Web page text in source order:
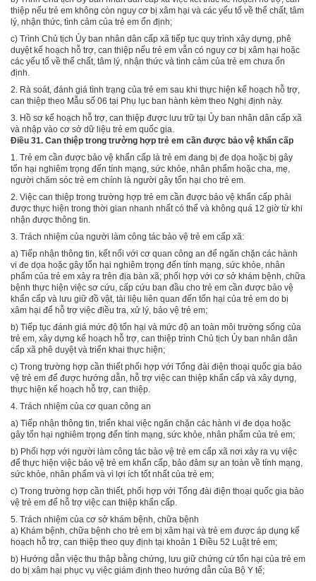
thiệp nếu trẻ em không còn nguy cơ bị xâm hại và các yếu tố về thể chất, tâm
lý, nhận thức, tình cảm của trẻ em ổn định;
c) Trình Chủ tịch Ủy ban nhân dân cấp xã tiếp tục quy trình xây dựng, phê
duyệt kế hoạch hỗ trợ, can thiệp nếu trẻ em vẫn có nguy cơ bị xâm hại hoặc
các yếu tố về thể chất, tâm lý, nhận thức và tình cảm của trẻ em chưa ổn
định.
2. Rà soát, đánh giá tình trạng của trẻ em sau khi thực hiện kế hoạch hỗ trợ,
can thiệp theo Mẫu số 06 tại Phụ lục ban hành kèm theo Nghị định này.
3. Hồ sơ kế hoạch hỗ trợ, can thiệp được lưu trữ tại Ủy ban nhân dân cấp xã
và nhập vào cơ sở dữ liệu trẻ em quốc gia.
Điều 31. Can thiệp trong trường hợp trẻ em cần được bảo vệ khẩn cấp
1. Trẻ em cần được bảo vệ khẩn cấp là trẻ em đang bị đe dọa hoặc bị gây
tổn hại nghiêm trọng đến tính mạng, sức khỏe, nhân phẩm hoặc cha, mẹ,
người chăm sóc trẻ em chính là người gây tổn hại cho trẻ em.
2. Việc can thiệp trong trường hợp trẻ em cần được bảo vệ khẩn cấp phải
được thực hiện trong thời gian nhanh nhất có thể và không quá 12 giờ từ khi
nhận được thông tin.
3. Trách nhiệm của người làm công tác bảo vệ trẻ em cấp xã:
a) Tiếp nhận thông tin, kết nối với cơ quan công an để ngăn chặn các hành
vi đe dọa hoặc gây tổn hại nghiêm trọng đến tính mạng, sức khỏe, nhân
phẩm của trẻ em xảy ra trên địa bàn xã; phối hợp với cơ sở khám bệnh, chữa
bệnh thực hiện việc sơ cứu, cấp cứu ban đầu cho trẻ em cần được bảo vệ
khẩn cấp và lưu giữ đồ vật, tài liệu liên quan đến tổn hại của trẻ em do bị
xâm hại để hỗ trợ việc điều tra, xử lý, bảo vệ trẻ em;
b) Tiếp tục đánh giá mức độ tổn hại và mức độ an toàn môi trường sống của
trẻ em, xây dựng kế hoạch hỗ trợ, can thiệp trình Chủ tịch Ủy ban nhân dân
cấp xã phê duyệt và triển khai thực hiện;
c) Trong trường hợp cần thiết phối hợp với Tổng đài điện thoại quốc gia bảo
vệ trẻ em để được hướng dẫn, hỗ trợ việc can thiệp khẩn cấp và xây dựng,
thực hiện kế hoạch hỗ trợ, can thiệp.
4. Trách nhiệm của cơ quan công an
a) Tiếp nhận thông tin, triển khai việc ngăn chặn các hành vi đe dọa hoặc
gây tổn hại nghiêm trọng đến tính mạng, sức khỏe, nhân phẩm của trẻ em;
b) Phối hợp với người làm công tác bảo vệ trẻ em cấp xã nơi xảy ra vụ việc
để thực hiện việc bảo vệ trẻ em khẩn cấp, bảo đảm sự an toàn về tính mạng,
sức khỏe, nhân phẩm và vì lợi ích tốt nhất của trẻ em;
c) Trong trường hợp cần thiết, phối hợp với Tổng đài điện thoại quốc gia bảo
vệ trẻ em để hỗ trợ việc can thiệp khẩn cấp.
5. Trách nhiệm của cơ sở khám bệnh, chữa bệnh
a) Khám bệnh, chữa bệnh cho trẻ em bị xâm hại và trẻ em được áp dụng kế
hoạch hỗ trợ, can thiệp theo quy định tại khoản 1 Điều 52 Luật trẻ em;
b) Hướng dẫn việc thu thập bằng chứng, lưu giữ chứng cứ tổn hại của trẻ em
do bị xâm hại phục vụ việc giám định theo hướng dẫn của Bộ Y tế;